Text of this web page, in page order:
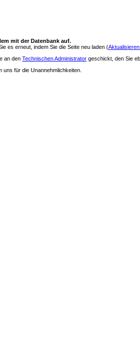
mit der Datenbank auf.
es erneut, indem Sie die Seite neu laden (
an den Technischen Administrator geschickt, den Sie
uns für die Unannehmlichkeiten.